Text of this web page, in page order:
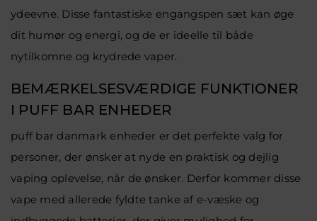
ydeevne. Disse fantastiske engangspen sæt kan øge
dit humør og energi, og de er ideelle til både
nytilkomne og krydrede vaper.
BEMÆRKELSESVÆRDIGE FUNKTIONER
I PUFF BAR ENHEDER
puff bar danmark enheder er det perfekte valg for
personer, der ønsker at nyde en praktisk og dejlig
vaping oplevelse, når de ønsker. Derfor kommer disse
vape med allerede fyldte tanke af e-væske og